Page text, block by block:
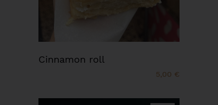
Cinnamon roll
5,00 €